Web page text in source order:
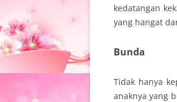
kedatangan
yang hangat
Bunda
Tidak hanya
anaknya yang